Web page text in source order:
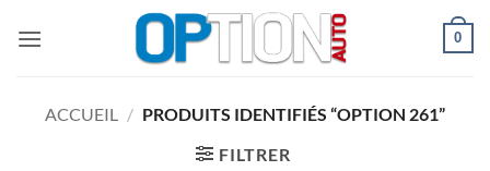
0
ACCUEIL / PRODUITS IDENTIFIÉS “OPTION 261”
FILTRER